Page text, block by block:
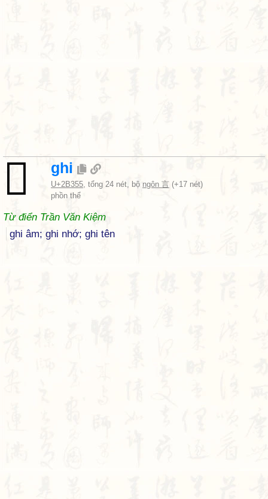
𫍕 ghi
U+2B355, tổng 24 nét, bộ ngôn 言 (+17 nét)
phồn thể
Từ điển Trần Văn Kiệm
ghi âm; ghi nhớ; ghi tên